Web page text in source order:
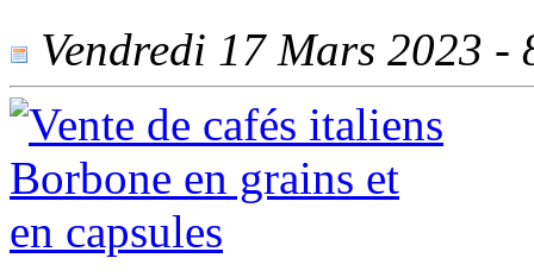
Vendredi 17 Mars 2023 -